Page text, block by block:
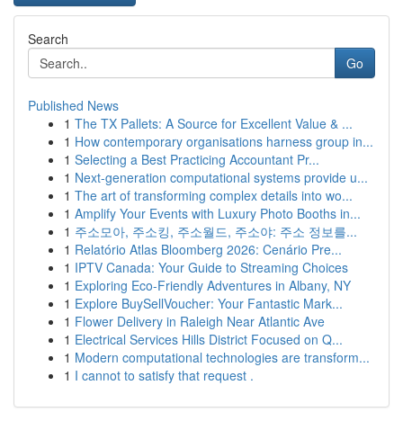
Search
Go
Published News
1 The TX Pallets: A Source for Excellent Value & ...
1 How contemporary organisations harness group in...
1 Selecting a Best Practicing Accountant Pr...
1 Next-generation computational systems provide u...
1 The art of transforming complex details into wo...
1 Amplify Your Events with Luxury Photo Booths in...
1 주소모아, 주소킹, 주소월드, 주소야: 주소 정보를...
1 Relatório Atlas Bloomberg 2026: Cenário Pre...
1 IPTV Canada: Your Guide to Streaming Choices
1 Exploring Eco-Friendly Adventures in Albany, NY
1 Explore BuySellVoucher: Your Fantastic Mark...
1 Flower Delivery in Raleigh Near Atlantic Ave
1 Electrical Services Hills District Focused on Q...
1 Modern computational technologies are transform...
1 I cannot to satisfy that request .